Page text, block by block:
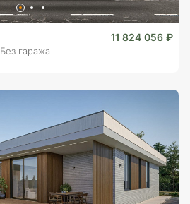
11 824 056 ₽
Без гаража